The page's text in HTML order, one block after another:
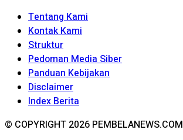
Tentang Kami
Kontak Kami
Struktur
Pedoman Media Siber
Panduan Kebijakan
Disclaimer
Index Berita
© COPYRIGHT 2026 PEMBELANEWS.COM